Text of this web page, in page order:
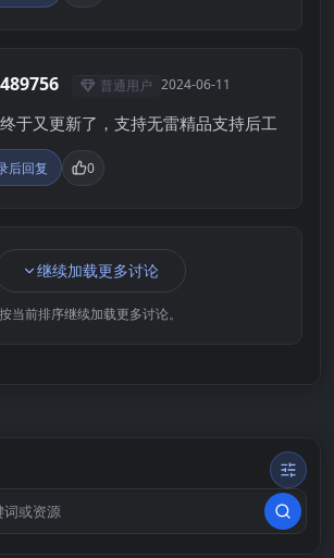
普通用户 2024-06-11
于又更新了，支持无雷精品支持后工
后回复 0
继续加载更多讨论
按当前排序继续加载更多讨论。